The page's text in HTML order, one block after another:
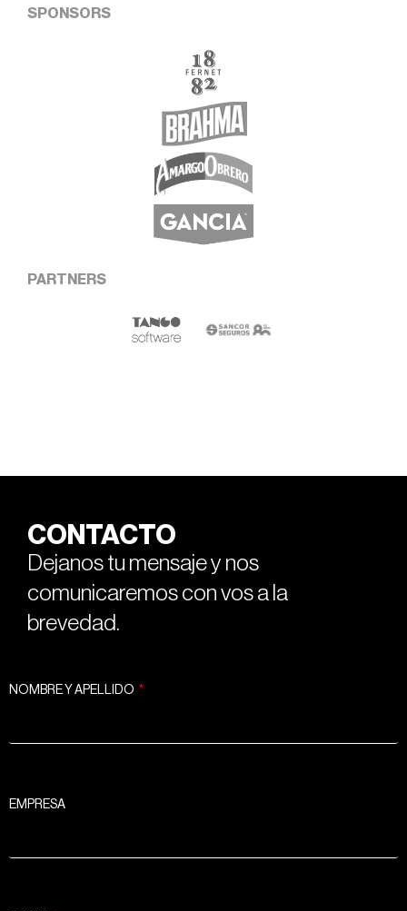
SPONSORS
PARTNERS
CONTACTO
Dejanos tu mensaje y nos
comunicaremos con vos a la
brevedad.
NOMBRE Y APELLIDO
EMPRESA